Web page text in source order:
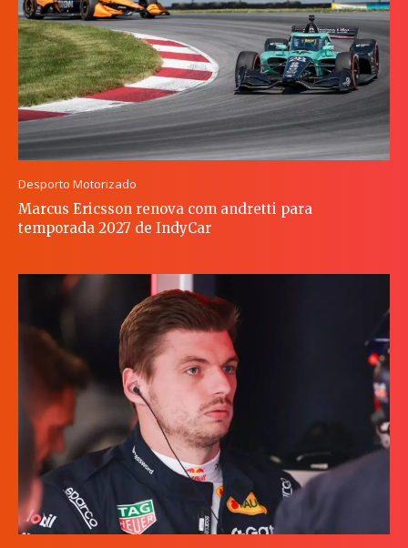
Desporto Motorizado
Marcus Ericsson renova com andretti para
temporada 2027 de IndyCar